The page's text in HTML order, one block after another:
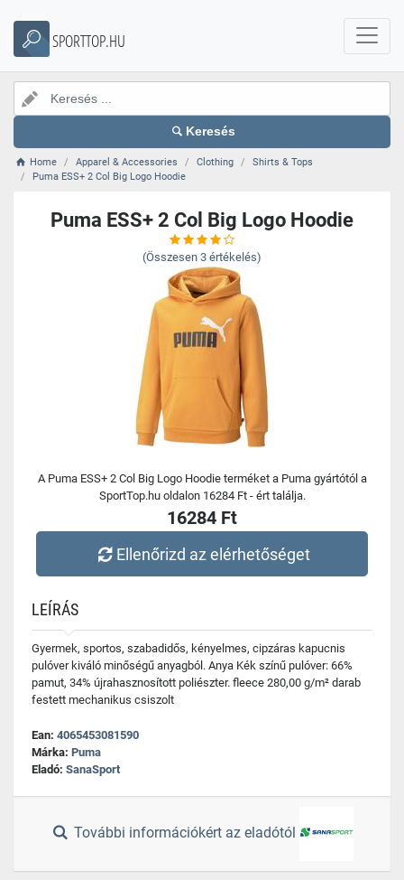
SPORTTOP.HU
Keresés
Home Apparel & Accessories Clothing
Shirts & Tops
Puma ESS+ 2 Col Big Logo Hoodie
Puma ESS+ 2 Col Big Logo Hoodie
(Összesen 3 értékelés)
A Puma ESS+ 2 Col Big Logo Hoodie terméket a Puma gyártótól a
SportTop.hu oldalon 16284 Ft - ért találja.
16284 Ft
Ellenőrizd az elérhetőséget
LEÍRÁS
Gyermek, sportos, szabadidős, kényelmes, cipzáras kapucnis
pulóver kiváló minőségű anyagból. Anya Kék színű pulóver: 66%
pamut, 34% újrahasznosított poliészter. fleece 280,00 g/m² darab
festett mechanikus csiszolt
Ean: 4065453081590
Márka: Puma
Eladó: SanaSport
További információkért az eladótól